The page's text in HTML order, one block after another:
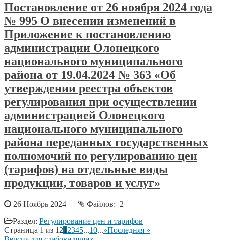
Постановление от 26 ноября 2024 года
№ 995 О внесении изменений в
Приложение к постановлению
администрации Олонецкого
национального муниципального
района от 19.04.2024 № 363 «Об
утверждении реестра объектов
регулирования при осуществлении
администрацией Олонецкого
национального муниципального
района переданных государственных
полномочий по регулированию цен
(тарифов) на отдельные виды
продукции, товаров и услуг»
26 Ноябрь 2024
Файлов: 2
Раздел: Регулирование цен и тарифов
Страница 1 из 121 2345...10...»Последняя »